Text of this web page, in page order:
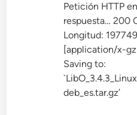
Petición HTTP
respuesta… 200
Longitud:
[application/x-
Saving to:
deb_es.tar.gz’